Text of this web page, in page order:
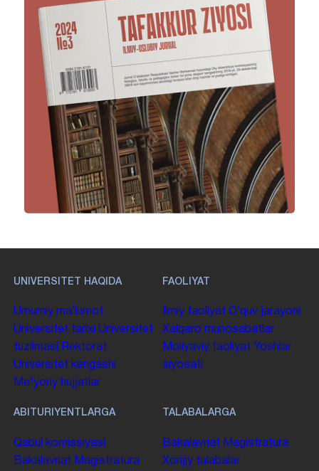
UNIVERSITET HAQIDA
Umumiy maʼlumot
Universitet tarixi Universitet
tuzilmasi
Rektorat
Universitet kengashi
Me'yoriy hujjatlar
FAOLIYAT
Ilmiy faoliyat Oʻquv jarayoni
Xalqaro munosabatlar
Moliyaviy faoliyat Yoshlar
siyosati
ABITURIYENTLARGA
Qabul komissiyasi
Bakalavriat Magistratura
TALABALARGA
Bakalavriat Magistratura
Xorijiy talabalar